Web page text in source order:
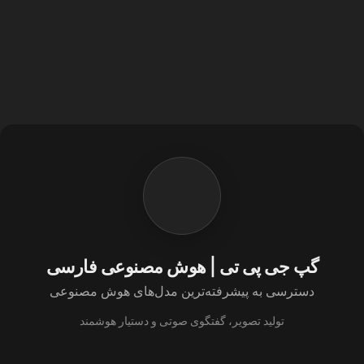
گپ جی پی تی | هوش مصنوعی فارسی
دسترسی به پیشرفته‌ترین مدل‌های هوش مصنوعی
تولید تصویر، گفتگوی صوتی و دستیار هوشمند